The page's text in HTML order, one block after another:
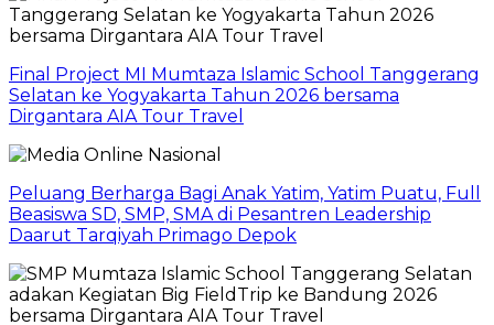
Final Project MI Mumtaza Islamic School Tanggerang
Selatan ke Yogyakarta Tahun 2026 bersama
Dirgantara AIA Tour Travel
Peluang Berharga Bagi Anak Yatim, Yatim Puatu, Full
Beasiswa SD, SMP, SMA di Pesantren Leadership
Daarut Tarqiyah Primago Depok